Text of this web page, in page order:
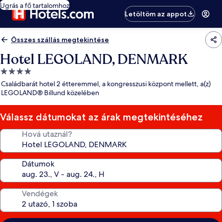
Ugrás a fő tartalomhoz
Letöltöm az appot
Összes szállás megtekintése
Hotel LEGOLAND, DENMARK
4.0
csillagos
szálláshely
Családbarát hotel 2 étteremmel, a kongresszusi központ mellett, a(z)
LEGOLAND® Billund közelében
Válassz dátumokat az árak megtekintéséhez
Hová utaznál?
Dátumok
Vendégek